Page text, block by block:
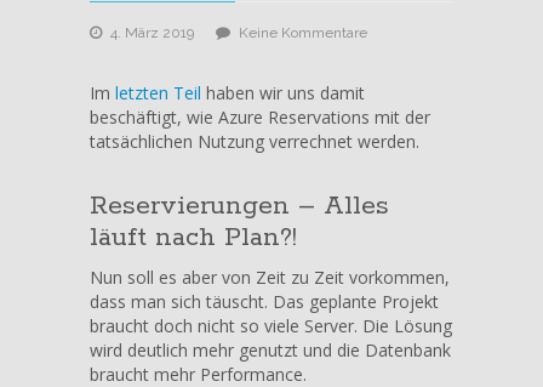
4. März 2019 Keine Kommentarezu
Azure
Reservations
Im letzten Teil haben wir uns damit
beschäftigt, wie Azure Reservations mit der
tatsächlichen Nutzung verrechnet werden.
Reservierungen – Alles
läuft nach Plan?!
Nun soll es aber von Zeit zu Zeit vorkommen,
dass man sich täuscht. Das geplante Projekt
braucht doch nicht so viele Server. Die Lösung
wird deutlich mehr genutzt und die Datenbank
braucht mehr Performance.